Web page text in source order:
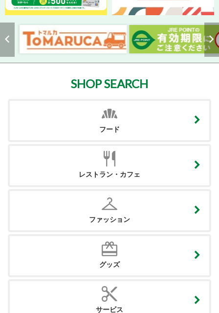
SHOP SEARCH
フード
レストラン・カフェ
ファッション
グッズ
サービス